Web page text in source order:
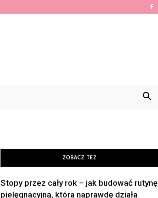
ZOBACZ TEŻ
Stopy przez cały rok – jak budować rutynę
pielęgnacyjną, która naprawdę działa